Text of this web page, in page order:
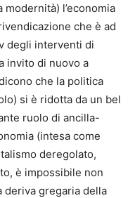
l’economia
che è ad
degli interventi di
invito di nuovo a
che la politica
si è ridotta da un bel
ruolo di ancilla-
(intesa come
deregolato,
è impossibile non
deriva gregaria della